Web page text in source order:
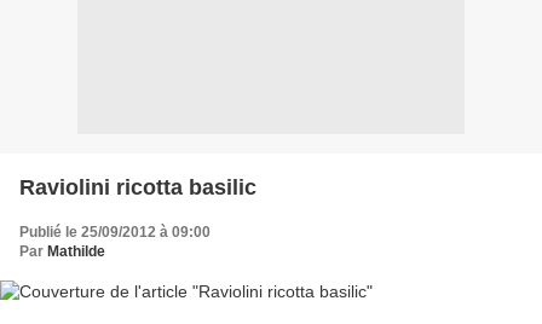
Raviolini ricotta basilic
Publié le 25/09/2012 à 09:00
Par Mathilde